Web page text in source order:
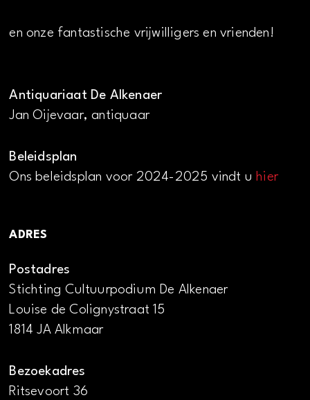
en onze fantastische vrijwilligers en vrienden!
Antiquariaat De Alkenaer
Jan Oijevaar, antiquaar
Beleidsplan
Ons beleidsplan voor 2024-2025 vindt uhier
ADRES
Postadres
Stichting Cultuurpodium De Alkenaer
Louise de Colignystraat 15
1814 JA Alkmaar
Bezoekadres
Ritsevoort 36